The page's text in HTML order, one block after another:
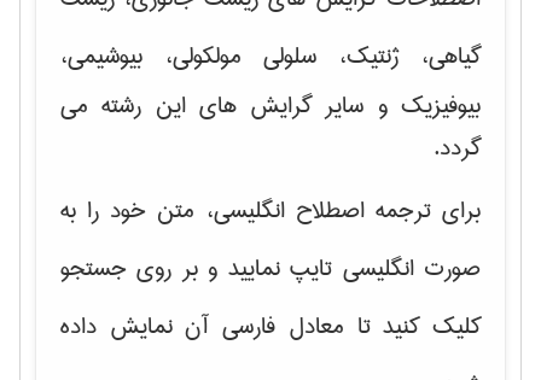
گیاهی، ژنتیک، سلولی مولکولی، بیوشیمی،
بیوفیزیک و سایر گرایش های این رشته می
گردد.
برای ترجمه اصطلاح انگلیسی، متن خود را به
صورت انگلیسی تایپ نمایید و بر روی جستجو
کلیک کنید تا معادل فارسی آن نمایش داده